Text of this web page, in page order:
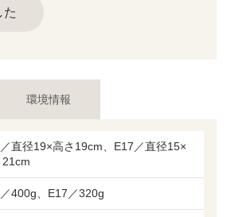
た
環境情報
直径19×高さ19cm、E17／直径15×
21cm
400g、E17／320g